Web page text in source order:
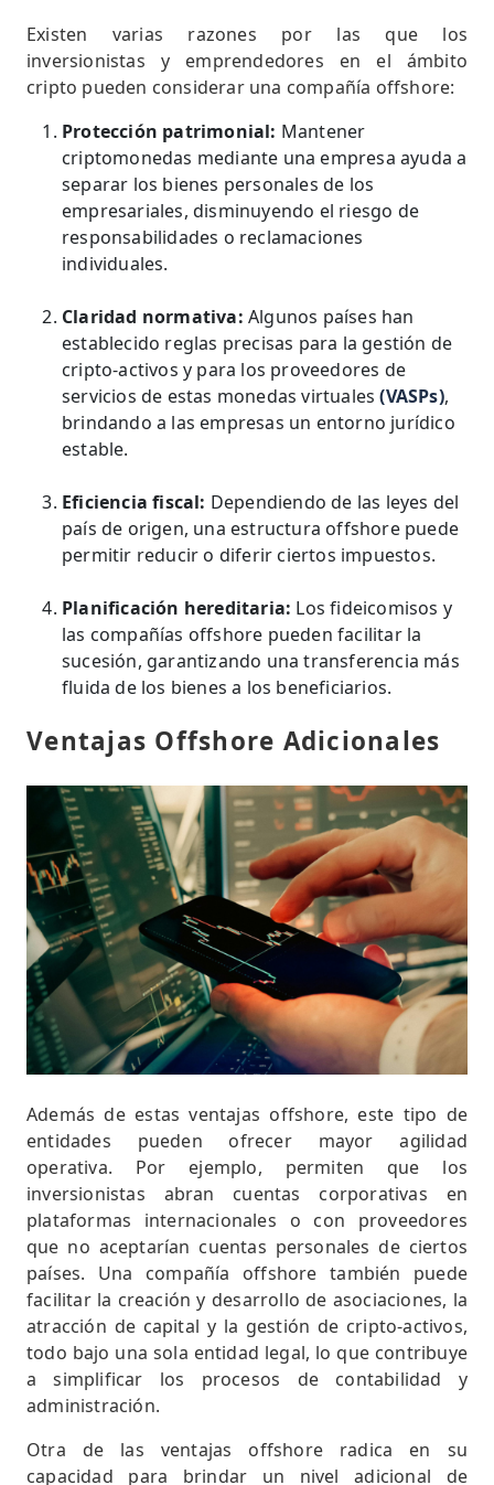
Existen varias razones por las que los
inversionistas y emprendedores en el ámbito
cripto pueden considerar una compañía offshore:
Protección patrimonial: Mantener
criptomonedas mediante una empresa ayuda a
separar los bienes personales de los
empresariales, disminuyendo el riesgo de
responsabilidades o reclamaciones
individuales.
Claridad normativa: Algunos países han
establecido reglas precisas para la gestión de
cripto-activos y para los proveedores de
servicios de estas monedas virtuales(VASPs),
brindando a las empresas un entorno jurídico
estable.
Eficiencia fiscal: Dependiendo de las leyes del
país de origen, una estructura offshore puede
permitir reducir o diferir ciertos impuestos.
Planificación hereditaria: Los fideicomisos y
las compañías offshore pueden facilitar la
sucesión, garantizando una transferencia más
fluida de los bienes a los beneficiarios.
Ventajas Offshore Adicionales
Además de estas ventajas offshore, este tipo de
entidades pueden ofrecer mayor agilidad
operativa. Por ejemplo, permiten que los
inversionistas abran cuentas corporativas en
plataformas internacionales o con proveedores
que no aceptarían cuentas personales de ciertos
países. Una compañía offshore también puede
facilitar la creación y desarrollo de asociaciones, la
atracción de capital y la gestión de cripto-activos,
todo bajo una sola entidad legal, lo que contribuye
a simplificar los procesos de contabilidad y
administración.
Otra de las ventajas offshore radica en su
capacidad para brindar un nivel adicional de